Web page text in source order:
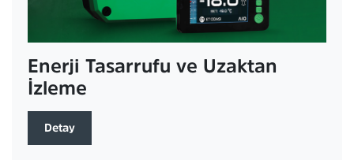
Enerji Tasarrufu ve Uzaktan
İzleme
Detay